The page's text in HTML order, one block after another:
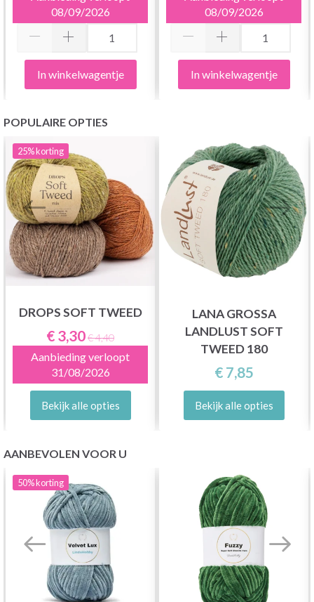
08/09/2026
In winkelwagentje
08/09/2026
In winkelwagentje
POPULAIRE OPTIES
25%korting
DROPS SOFT TWEED
€ 3,30€ 4,40
Aanbieding verloopt
31/08/2026
Bekijk alle opties
LANA GROSSA
LANDLUST SOFT
TWEED 180
€ 7,85
Bekijk alle opties
AANBEVOLEN VOOR U
50%korting